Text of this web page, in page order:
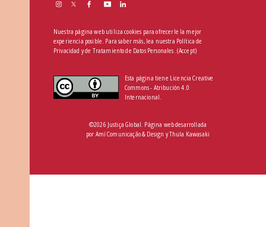
Nuestra página web utiliza cookies para ofrecerle la mejor
experiencia posible. Para saber más, lea nuestra Política de
Privacidad y de Tratamiento de Datos Personales (Accept)
Esta página tiene Licencia Creative
Commons - Atribución 4.0
Internacional.
©2026 Justiça Global. Página web desarrollada
por Amí Comunicação & Design yThula Kawasaki